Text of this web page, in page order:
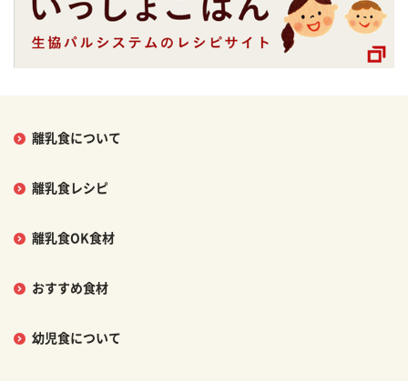
離乳食について
離乳食レシピ
離乳食OK食材
おすすめ食材
幼児食について